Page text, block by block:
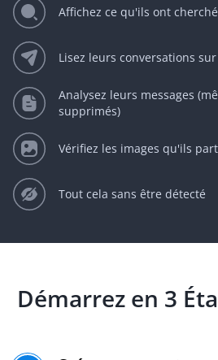
Affichez ce qu'ils ont cherché
Lisez leurs conversations
Analysez leurs messages
supprimés)
Vérifiez les images qu'ils
Tout cela sans être détecté
Démarrez en 3